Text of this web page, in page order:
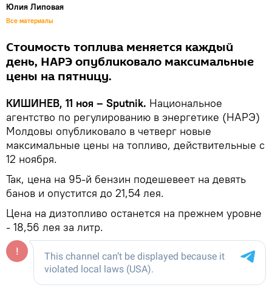
Юлия Липовая
Все материалы
Стоимость топлива меняется каждый
день, НАРЭ опубликовало максимальные
цены на пятницу.
КИШИНЕВ, 11 ноя – Sputnik. Национальное
агентство по регулированию в энергетике (НАРЭ)
Молдовы опубликовало в четверг новые
максимальные цены на топливо, действительные с
12 ноября.
Так, цена на 95-й бензин подешевеет на девять
банов и опустится до 21,54 лея.
Цена на дизтопливо останется на прежнем уровне
- 18,56 лея за литр.